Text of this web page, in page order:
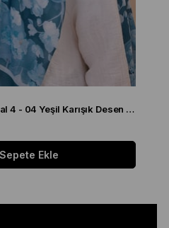
Belli Fresh Tela Şal 4 - 04 Yeşil Karışık Desen 49709
Sepete Ekle